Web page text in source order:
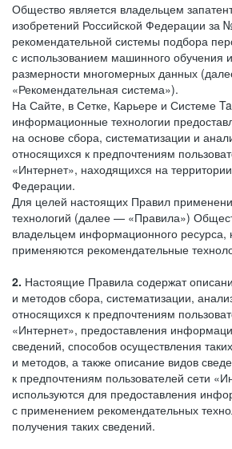
Общество является владельцем
изобретений Российской Федерации за
рекомендательной системы подбора
с использованием машинного обучения
размерности многомерных данных
«Рекомендательная система»).
На Сайте, в Сетке, Карьере и Системе
информационные технологии
на основе сбора, систематизации и
относящихся к предпочтениям
«Интернет», находящихся на
Федерации.
Для целей настоящих Правил
технологий (далее — «Правила»)
владельцем информационного ресурса,
применяются рекомендательные
2. Настоящие Правила содержат
и методов сбора, систематизации,
относящихся к предпочтениям
«Интернет», предоставления
сведений, способов осуществления
и методов, а также описание видов
к предпочтениям пользователей сети
используются для предоставления
с применением рекомендательных
получения таких сведений.